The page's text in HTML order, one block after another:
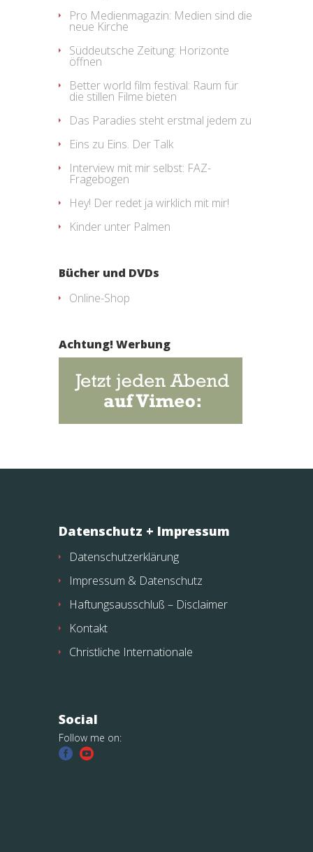
Pro Medienmagazin: Medien sind die
neue Kirche
Süddeutsche Zeitung: Horizonte
öffnen
Better world film festival: Raum für
die stillen Filme bieten
Das Paradies steht erstmal jedem zu
Eins zu Eins. Der Talk
Interview mit mir selbst: FAZ-
Fragebogen
Hey! Der redet ja wirklich mit mir!
Kinder unter Palmen
Bücher und DVDs
Online-Shop
Achtung! Werbung
Datenschutz + Impressum
Datenschutzerklärung
Impressum & Datenschutz
Haftungsausschluß – Disclaimer
Kontakt
Christliche Internationale
Social
Follow me on: